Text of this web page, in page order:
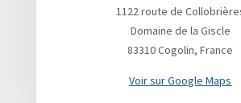
1122 route de
Domaine de la Giscle
83310 Cogolin, France
Voir sur Google Maps